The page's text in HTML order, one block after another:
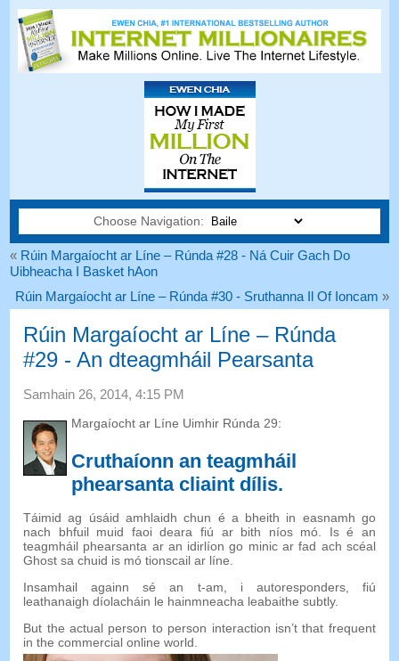
Choose Navigation:
« Rúin Margaíocht ar Líne – Rúnda #28 - Ná Cuir Gach Do
Uibheacha I Basket hAon
Rúin Margaíocht ar Líne – Rúnda #30 - Sruthanna Il Of Ioncam »
Rúin Margaíocht ar Líne – Rúnda
#29 - An dteagmháil Pearsanta
Samhain 26, 2014, 4:15 PM
Margaíocht ar Líne Uimhir Rúnda 29:
Cruthaíonn an teagmháil
phearsanta cliaint dílis.
Táimid ag úsáid amhlaidh chun é a bheith in easnamh go
nach bhfuil muid faoi deara fiú ar bith níos mó. Is é an
teagmháil phearsanta ar an idirlíon go minic ar fad ach scéal
Ghost sa chuid is mó tionscail ar líne.
Insamhail againn sé an t-am, i autoresponders, fiú
leathanaigh díolacháin le hainmneacha leabaithe subtly.
But the actual person to person interaction isn’t that frequent
in the commercial online world.